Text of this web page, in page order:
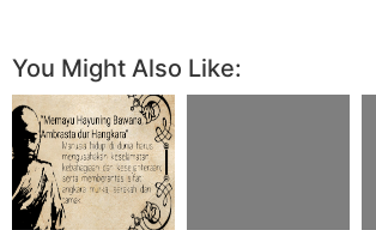
You Might Also Like: